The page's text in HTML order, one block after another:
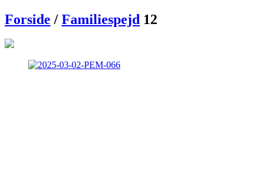
Forside / Familiespejd 12